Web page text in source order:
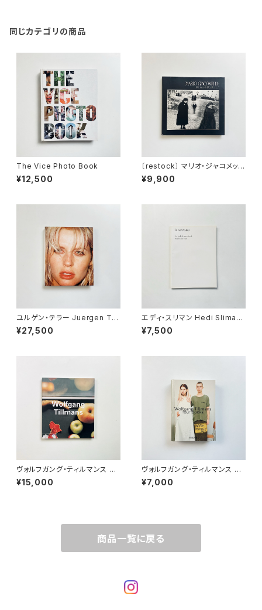
同じカテゴリの商品
The Vice Photo Book
¥12,500
〔restock〕 マリオ・ジャコメッリ
Mario Giacomelli | 黒と白の
往還の果てに <新装版>
¥9,900
ユルゲン・テラー Juergen Tel
ler | Juergen Teller
¥27,500
エディ・スリマン Hedi Sliman
e | Interzone - The Hedi Sl
imane Purple Book
¥7,500
ヴォルフガング・ティルマンス W
olfgang Tillmans（Contem
porary artists）
¥15,000
ヴォルフガング・ティルマンス W
olfgang Tillmans | four bo
oks
¥7,000
商品一覧に戻る